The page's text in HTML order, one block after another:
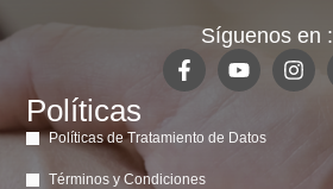
Síguenos en :
Políticas
Políticas de Tratamiento de Datos
Términos y Condiciones